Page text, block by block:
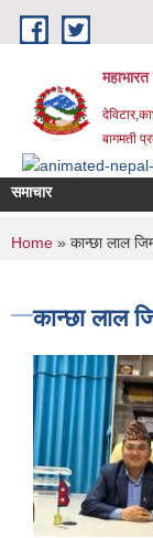
Skip to main content
महाभारत
बागमती
समाचार
You are
Home » कान्छा लाल
कान्छा लाल